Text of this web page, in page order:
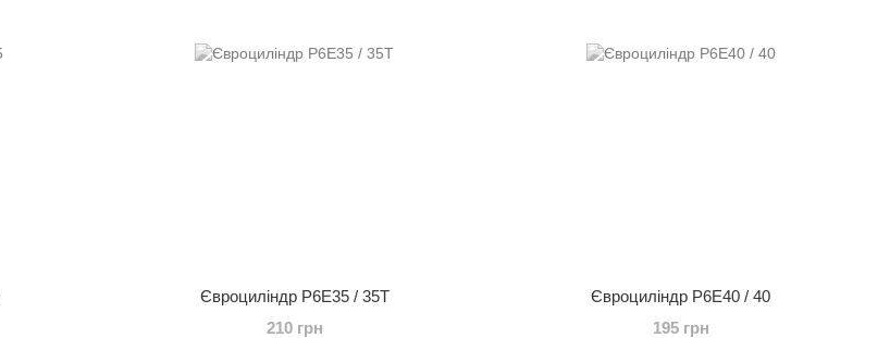
Євроциліндр P6E35 / 35T
210 грн
Євроциліндр P6E40 / 40
195 грн